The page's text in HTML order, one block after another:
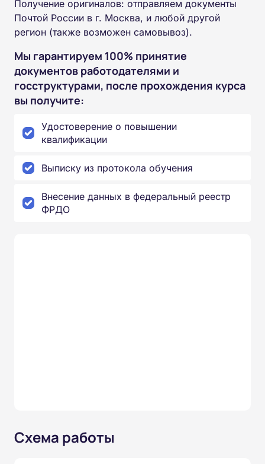
Получение оригиналов: отправляем документы
Почтой России в г. Москва, и любой другой
регион (также возможен самовывоз).
Мы гарантируем 100% принятие
документов работодателями и
госструктурами, после прохождения курса
вы получите:
Удостоверение о повышении
квалификации
Выписку из протокола обучения
Внесение данных в федеральный реестр
ФРДО
Схема работы